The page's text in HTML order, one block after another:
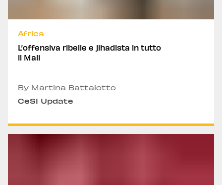
Africa
L’offensiva ribelle e jihadista in tutto
il Mali
By Martina Battaiotto
CeSI Update